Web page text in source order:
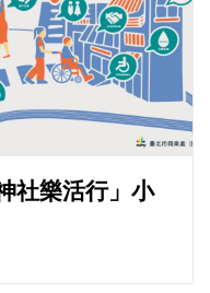
社樂活行」小